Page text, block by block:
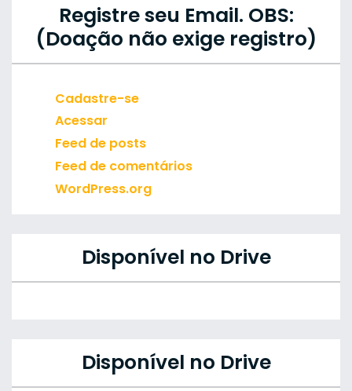
Registre seu Email. OBS:
(Doação não exige registro)
Cadastre-se
Acessar
Feed de posts
Feed de comentários
WordPress.org
Disponível no Drive
Disponível no Drive